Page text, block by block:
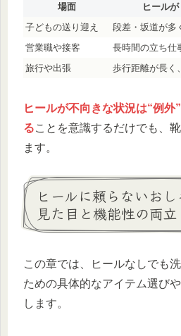
場面
ヒール
子どもの送り迎え
段差・坂道が多
営業職や接客
長時間の立ち仕
旅行や出張
歩行距離が長く
ヒールが不向きな状況は“例外
ることを意識するだけでも、
ます。
ヒールに頼らないおし
見た目と機能性の両立
この章では、ヒールなしでも
ための具体的なアイテム選び
します。